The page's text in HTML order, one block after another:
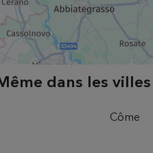
dans les
Côme